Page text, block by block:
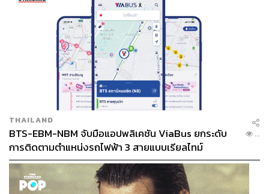
THAILAND
BTS-EBM-NBM จับมือแอปพลิเคชัน ViaBus ยกระดับ
การติดตามตำแหน่งรถไฟฟ้า 3 สายแบบเรียลไทม์
...